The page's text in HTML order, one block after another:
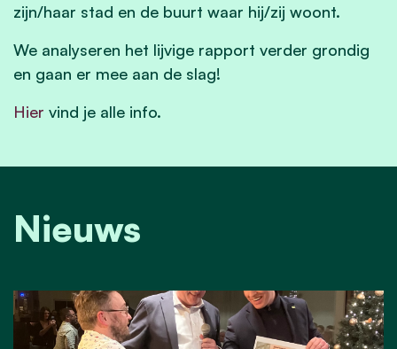
zijn/haar stad en de buurt waar hij/zij woont.
We analyseren het lijvige rapport verder grondig
en gaan er mee aan de slag!
Hier vind je alle info.
Nieuws